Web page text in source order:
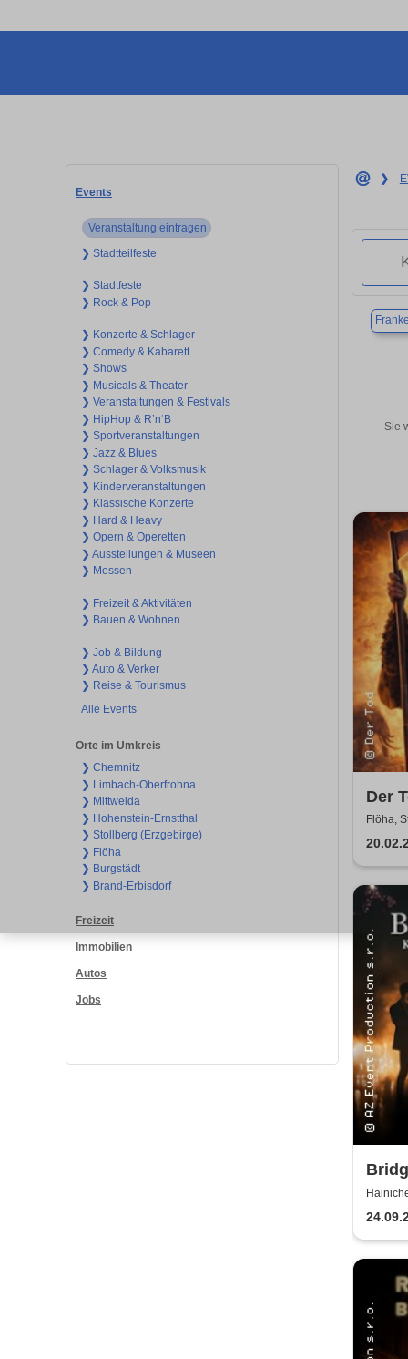
Events
Veranstaltung eintragen
❯ Stadtteilfeste
❯ Stadtfeste
❯ Rock & Pop
❯ Konzerte & Schlager
❯ Comedy & Kabarett
❯ Shows
❯ Musicals & Theater
❯ Veranstaltungen & Festivals
❯ HipHop & R’n‘B
❯ Sportveranstaltungen
❯ Jazz & Blues
❯ Schlager & Volksmusik
❯ Kinderveranstaltungen
❯ Klassische Konzerte
❯ Hard & Heavy
❯ Opern & Operetten
❯ Ausstellungen & Museen
❯ Messen
❯ Freizeit & Aktivitäten
❯ Bauen & Wohnen
❯ Job & Bildung
❯ Auto & Verker
❯ Reise & Tourismus
Alle Events
Orte im Umkreis
❯ Chemnitz
❯ Limbach-Oberfrohna
❯ Mittweida
❯ Hohenstein-Ernstthal
❯ Stollberg (Erzgebirge)
❯ Flöha
❯ Burgstädt
❯ Brand-Erbisdorf
Freizeit
Immobilien
Autos
Jobs
❯
Sie
Der
Flöha,